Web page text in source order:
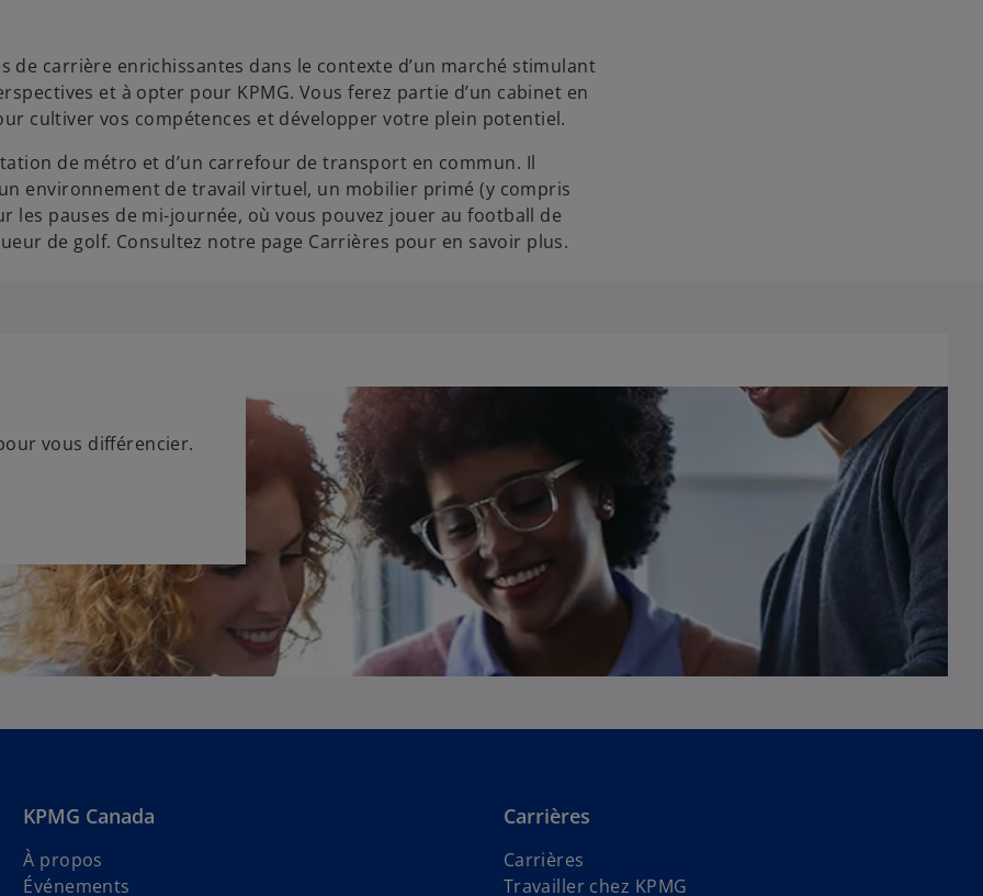
de carrière enrichissantes dans le contexte d’un marché stimulant
et à opter pour KPMG. Vous ferez partie d’un cabinet en
cultiver vos compétences et développer votre plein potentiel.
de métro et d’un carrefour de transport en commun. Il
environnement de travail virtuel, un mobilier primé (y compris
les pauses de mi-journée, où vous pouvez jouer au football de
de golf. Consultez notre page Carrières pour en savoir plus.
vous différencier.
KPMG Canada
À propos
Événements
Carrières
Carrières
Travailler chez KPMG